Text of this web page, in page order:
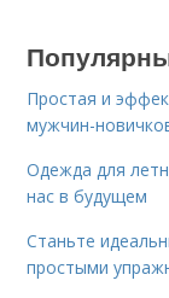
Простая и
мужчин-
Одежда для
нас в будущем
Станьте
простыми